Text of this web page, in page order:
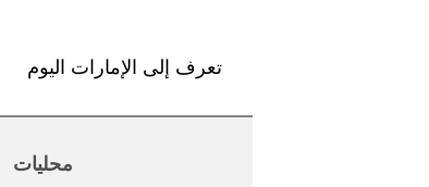
تعرف إلى الإمارات اليوم
محليات